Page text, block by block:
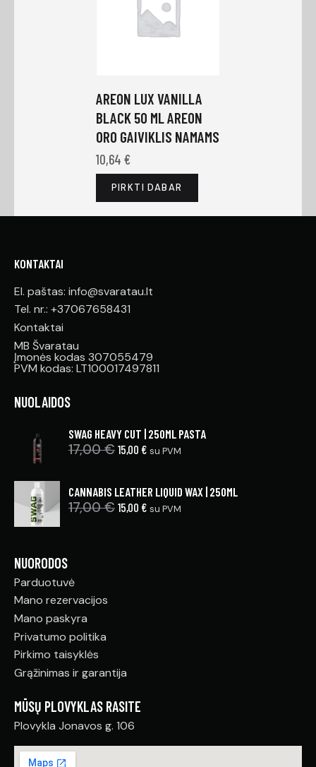
AREON LUX VANILLA
BLACK 50 ML AREON
ORO GAIVIKLIS NAMAMS
10,64€
PIRKTI DABAR
KONTAKTAI
El. paštas: info@svaratau.lt
Tel. nr.: +37067658431
Kontaktai
MB Švaratau
Įmonės kodas 307055479
PVM kodas: LT100017497811
NUOLAIDOS
SWAG HEAVY CUT | 250ML PASTA
17,00€ 15,00 € su PVM
CANNABIS LEATHER LIQUID WAX | 250ML
17,00€ 15,00 € su PVM
NUORODOS
Parduotuvė
Mano rezervacijos
Mano paskyra
Privatumo politika
Pirkimo taisyklės
Grąžinimas ir garantija
MŪSŲ PLOVYKLAS RASITE
Plovykla Jonavos g. 106